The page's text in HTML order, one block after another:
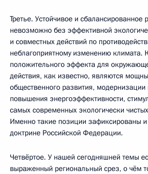
Третье. Устойчивое и сбалансированное
невозможно без эффективной
и совместных действий по
неблагоприятному изменению климата.
положительного эффекта для
действия, как известно, являются
общественного развития, модернизации
повышения энергоэффективности,
самых современных экологически
Именно такие позиции зафиксированы
доктрине Российской Федерации.
Четвёртое. У нашей сегодняшней темы
выраженный региональный срез, о чём